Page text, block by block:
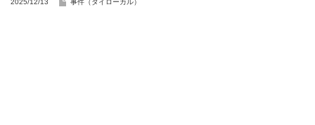
2025/12/13 事件（タイローカル）